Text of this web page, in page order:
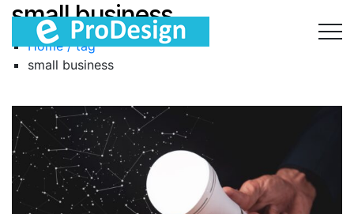
small business
Home / tag
small business